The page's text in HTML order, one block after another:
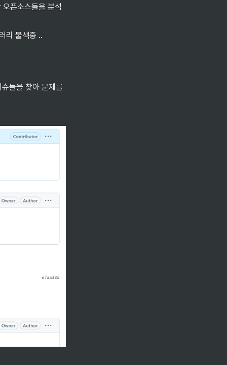
픈소스들을 분석
리 물색중 ..
들을 찾아 문제를